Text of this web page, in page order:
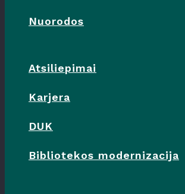
Nuorodos
Atsiliepimai
Karjera
DUK
Bibliotekos modernizacija